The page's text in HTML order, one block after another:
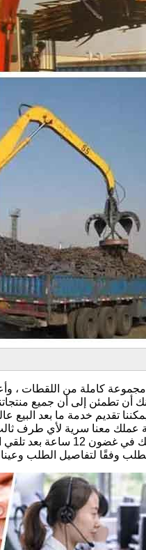
أن تطمئن إلى أن جميع
تقديم خدمة ما بعد البيع